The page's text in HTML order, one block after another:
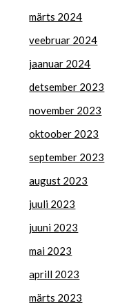
märts 2024
veebruar 2024
jaanuar 2024
detsember 2023
november 2023
oktoober 2023
september 2023
august 2023
juuli 2023
juuni 2023
mai 2023
aprill 2023
märts 2023